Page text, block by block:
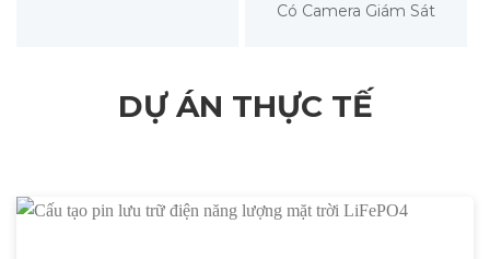
Có Camera Giám Sát
DỰ ÁN THỰC TẾ